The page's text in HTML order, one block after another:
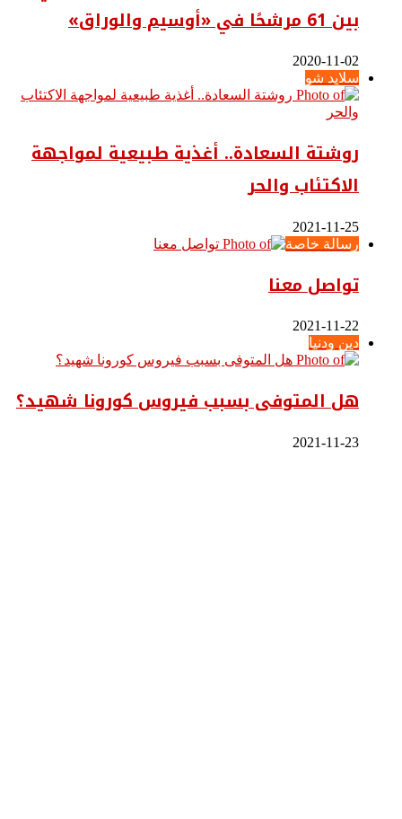
بين 61 مرشحًا في «أوسيم والوراق»
2020-11-02
سلايد شو
روشتة السعادة.. أغذية طبيعية لمواجهة
الاكتئاب والحر
2021-11-25
رسالة خاصة
تواصل معنا
2021-11-22
دين ودنيا
هل المتوفى بسبب فيروس كورونا شهيد؟
2021-11-23